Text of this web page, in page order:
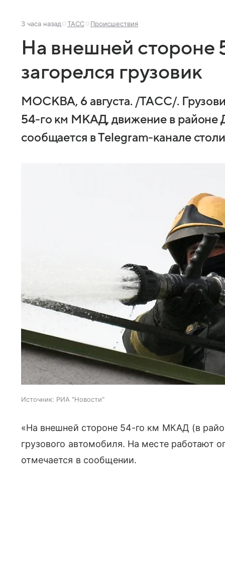
3 часа назад ТАСС Происшествия
На внешней
загорелся грузовик
МОСКВА, 6 августа. /ТАСС/.
54-го км МКАД, движение в районе
сообщается в Telegram-канале
Источник: РИА "Новости"
«На внешней стороне 54-го км МКАД (в
грузового автомобиля. На месте работают
отмечается в сообщении.